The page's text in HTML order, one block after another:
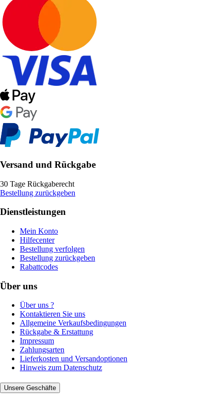
Versand und Rückgabe
30 Tage Rückgaberecht
Bestellung zurückgeben
Dienstleistungen
Mein Konto
Hilfecenter
Bestellung verfolgen
Bestellung zurückgeben
Rabattcodes
Über uns
Über uns ?
Kontaktieren Sie uns
Allgemeine Verkaufsbedingungen
Rückgabe & Erstattung
Impressum
Zahlungsarten
Lieferkosten und Versandoptionen
Hinweis zum Datenschutz
Unsere Geschäfte